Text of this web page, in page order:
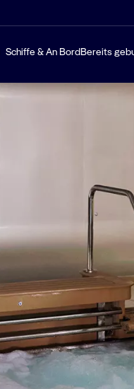
Schiffe & An Bord Bereits